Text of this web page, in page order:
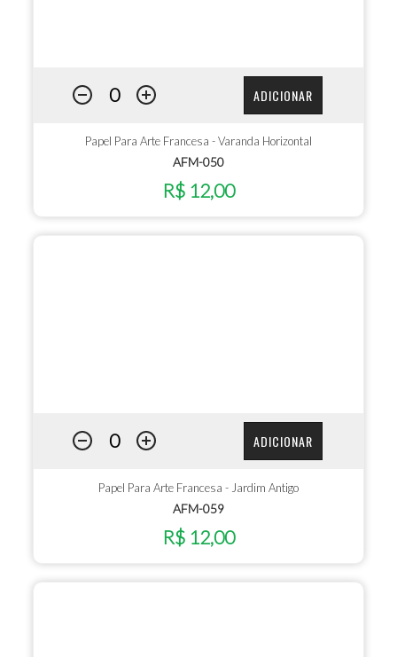
ADICIONAR
Papel Para Arte Francesa - Varanda Horizontal
AFM-050
R$ 12,00
ADICIONAR
Papel Para Arte Francesa - Jardim Antigo
AFM-059
R$ 12,00